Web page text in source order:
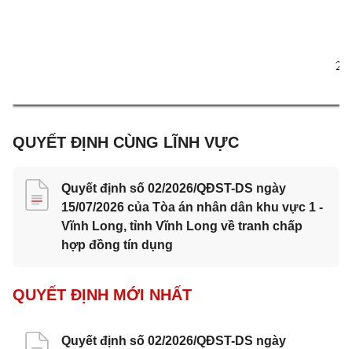
2
QUYẾT ĐỊNH CÙNG LĨNH VỰC
Quyết định số 02/2026/QĐST-DS ngày
15/07/2026 của Tòa án nhân dân khu vực 1 -
Vĩnh Long, tỉnh Vĩnh Long về tranh chấp
hợp đồng tín dụng
QUYẾT ĐỊNH MỚI NHẤT
Quyết định số 02/2026/QĐST-DS ngày